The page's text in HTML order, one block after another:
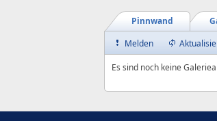
Pinnwand
Melden
Es sind noch keine